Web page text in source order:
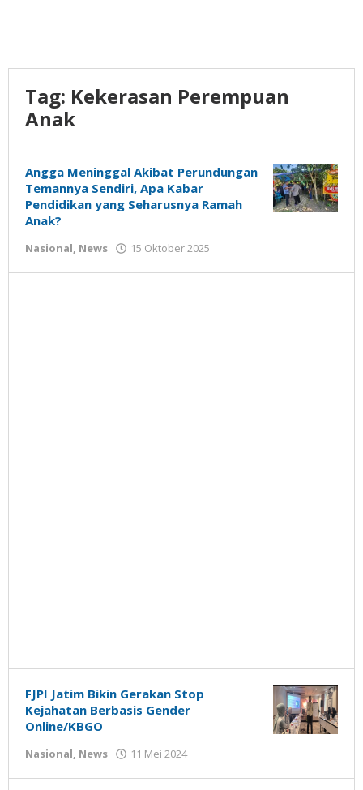
Tag: Kekerasan Perempuan
Anak
Angga Meninggal Akibat Perundungan
Temannya Sendiri, Apa Kabar
Pendidikan yang Seharusnya Ramah
Anak?
Nasional, News 15 Oktober 2025
Susanto
FJPI Jatim Bikin Gerakan Stop
Kejahatan Berbasis Gender
Online/KBGO
Nasional, News 11 Mei 2024
Susanto